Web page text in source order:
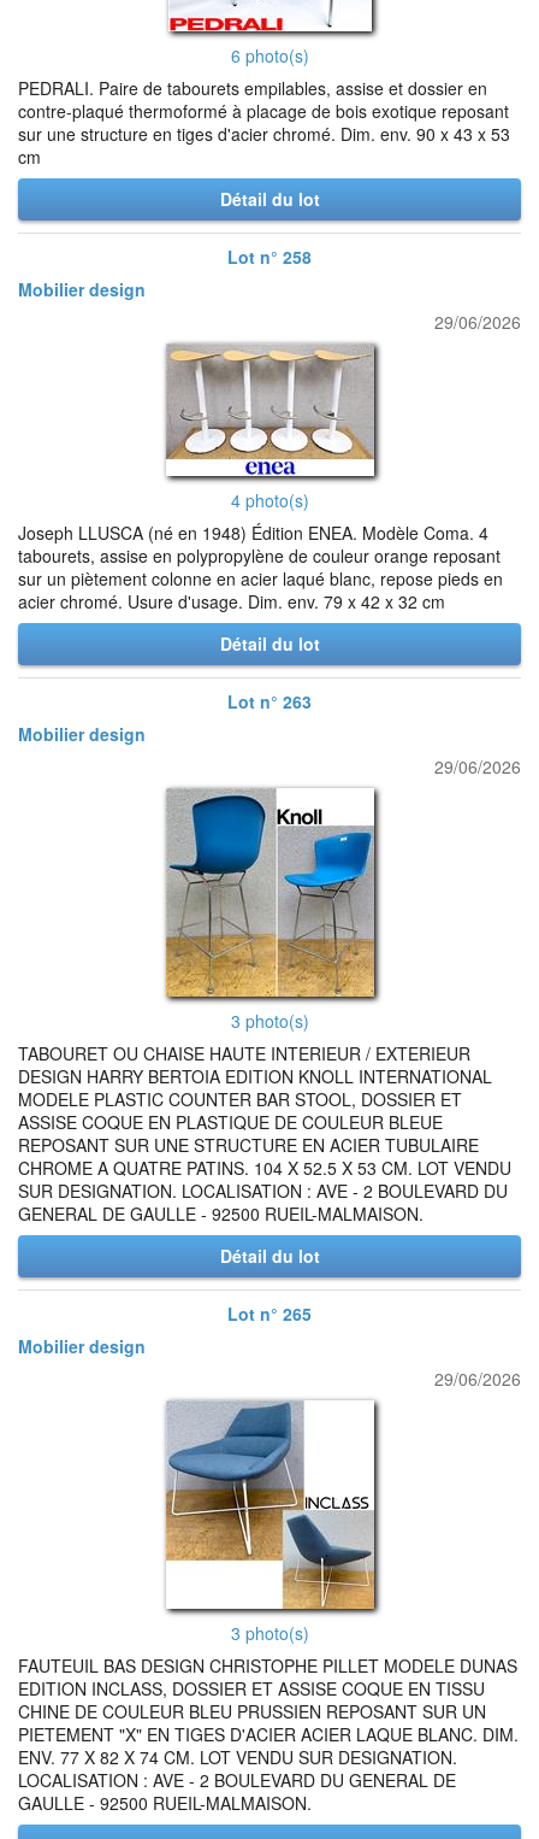
6 photo(s)
PEDRALI. Paire de tabourets empilables, assise et dossier en
contre-plaqué thermoformé à placage de bois exotique reposant
sur une structure en tiges d'acier chromé. Dim. env. 90 x 43 x 53
cm
Détail du lot
Lot n° 258
Mobilier design
29/06/2026
4 photo(s)
Joseph LLUSCA (né en 1948) Édition ENEA. Modèle Coma. 4
tabourets, assise en polypropylène de couleur orange reposant
sur un piètement colonne en acier laqué blanc, repose pieds en
acier chromé. Usure d'usage. Dim. env. 79 x 42 x 32 cm
Détail du lot
Lot n° 263
Mobilier design
29/06/2026
3 photo(s)
TABOURET OU CHAISE HAUTE INTERIEUR / EXTERIEUR
DESIGN HARRY BERTOIA EDITION KNOLL INTERNATIONAL
MODELE PLASTIC COUNTER BAR STOOL, DOSSIER ET
ASSISE COQUE EN PLASTIQUE DE COULEUR BLEUE
REPOSANT SUR UNE STRUCTURE EN ACIER TUBULAIRE
CHROME A QUATRE PATINS. 104 X 52.5 X 53 CM. LOT VENDU
SUR DESIGNATION. LOCALISATION : AVE - 2 BOULEVARD DU
GENERAL DE GAULLE - 92500 RUEIL-MALMAISON.
Détail du lot
Lot n° 265
Mobilier design
29/06/2026
3 photo(s)
FAUTEUIL BAS DESIGN CHRISTOPHE PILLET MODELE DUNAS
EDITION INCLASS, DOSSIER ET ASSISE COQUE EN TISSU
CHINE DE COULEUR BLEU PRUSSIEN REPOSANT SUR UN
PIETEMENT "X" EN TIGES D'ACIER ACIER LAQUE BLANC. DIM.
ENV. 77 X 82 X 74 CM. LOT VENDU SUR DESIGNATION.
LOCALISATION : AVE - 2 BOULEVARD DU GENERAL DE
GAULLE - 92500 RUEIL-MALMAISON.